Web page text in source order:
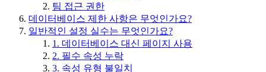
팀 접근 권한
데이터베이스 제한 사항은 무엇인가요?
일반적인 설정 실수는 무엇인가요?
1. 데이터베이스 대신 페이지 사용
2. 필수 속성 누락
3. 속성 유형 불일치